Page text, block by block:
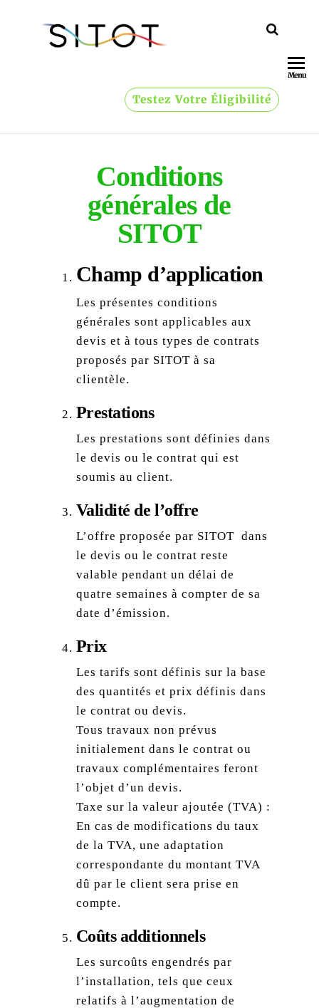
vert
Testez Votre Éligibilité
Menu
Conditions
générales de
SITOT
Champ d’application
Les présentes conditions
générales sont applicables aux
devis et à tous types de contrats
proposés par SITOT à sa
clientèle.
Prestations
Les prestations sont définies dans
le devis ou le contrat qui est
soumis au client.
Validité de l’offre
L’offre proposée par SITOT dans
le devis ou le contrat reste
valable pendant un délai de
quatre semaines à compter de sa
date d’émission.
Prix
Les tarifs sont définis sur la base
des quantités et prix définis dans
le contrat ou devis.
Tous travaux non prévus
initialement dans le contrat ou
travaux complémentaires feront
l’objet d’un devis.
Taxe sur la valeur ajoutée (TVA) :
En cas de modifications du taux
de la TVA, une adaptation
correspondante du montant TVA
dû par le client sera prise en
compte.
Coûts additionnels
Les surcoûts engendrés par
l’installation, tels que ceux
relatifs à l’augmentation de